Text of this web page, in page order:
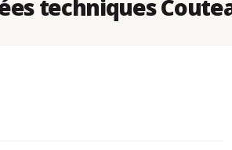
techniques